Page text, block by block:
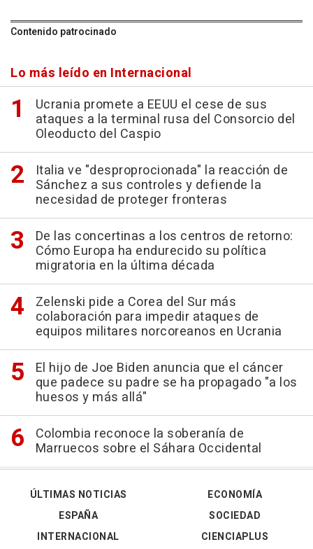
Contenido patrocinado
Lo más leído en Internacional
Ucrania promete a EEUU el cese de sus
ataques a la terminal rusa del Consorcio del
Oleoducto del Caspio
Italia ve "desproprocionada" la reacción de
Sánchez a sus controles y defiende la
necesidad de proteger fronteras
De las concertinas a los centros de retorno:
Cómo Europa ha endurecido su política
migratoria en la última década
Zelenski pide a Corea del Sur más
colaboración para impedir ataques de
equipos militares norcoreanos en Ucrania
El hijo de Joe Biden anuncia que el cáncer
que padece su padre se ha propagado "a los
huesos y más allá"
Colombia reconoce la soberanía de
Marruecos sobre el Sáhara Occidental
ÚLTIMAS NOTICIAS
ESPAÑA
INTERNACIONAL
ECONOMÍA
SOCIEDAD
CIENCIAPLUS